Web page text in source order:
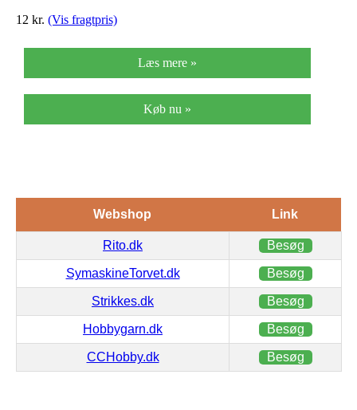
12 kr. (Vis fragtpris)
Læs mere »
Køb nu »
Webshop Link
Rito.dk Besøg
SymaskineTorvet.dk Besøg
Strikkes.dk Besøg
Hobbygarn.dk Besøg
CCHobby.dk Besøg